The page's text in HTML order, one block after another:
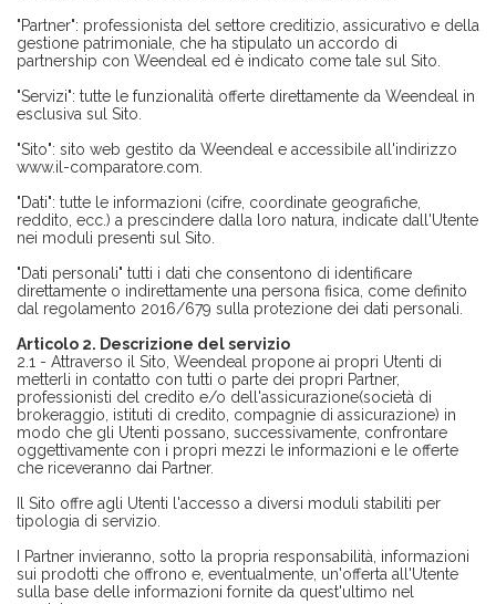
"Partner": professionista del settore creditizio, assicurativo e della
gestione patrimoniale, che ha stipulato un accordo di
partnership con Weendeal ed è indicato come tale sul Sito.
"Servizi": tutte le funzionalità offerte direttamente da Weendeal in
esclusiva sul Sito.
"Sito": sito web gestito da Weendeal e accessibile all'indirizzo
www.il-comparatore.com.
"Dati": tutte le informazioni (cifre, coordinate geografiche,
reddito, ecc.) a prescindere dalla loro natura, indicate dall'Utente
nei moduli presenti sul Sito.
"Dati personali" tutti i dati che consentono di identificare
direttamente o indirettamente una persona fisica, come definito
dal regolamento 2016/679 sulla protezione dei dati personali.
Articolo 2. Descrizione del servizio
2.1 - Attraverso il Sito, Weendeal propone ai propri Utenti di
metterli in contatto con tutti o parte dei propri Partner,
professionisti del credito e/o dell'assicurazione(società di
brokeraggio, istituti di credito, compagnie di assicurazione) in
modo che gli Utenti possano, successivamente, confrontare
oggettivamente con i propri mezzi le informazioni e le offerte
che riceveranno dai Partner.
Il Sito offre agli Utenti l'accesso a diversi moduli stabiliti per
tipologia di servizio.
I Partner invieranno, sotto la propria responsabilità, informazioni
sui prodotti che offrono e, eventualmente, un'offerta all'Utente
sulla base delle informazioni fornite da quest'ultimo nel